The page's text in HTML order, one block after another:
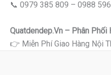
📞 0979 385 809 – 0988
Quatdendep.vn – Phân Phối
👉 Miễn Phí Giao Hàng Nội